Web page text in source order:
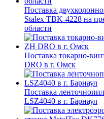
Поставка
Stalex TBK-4228 на
области
Поставка токарно-
DRO в г. Омск
Поставка
LSZ4040 в г. Барнаул